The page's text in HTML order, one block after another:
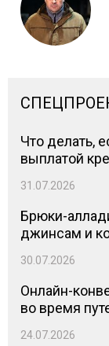
Что делать,
выплатой
31.07.2026
Брюки-
джинсам и
30.07.2026
Онлайн-
во время
24.07.2026